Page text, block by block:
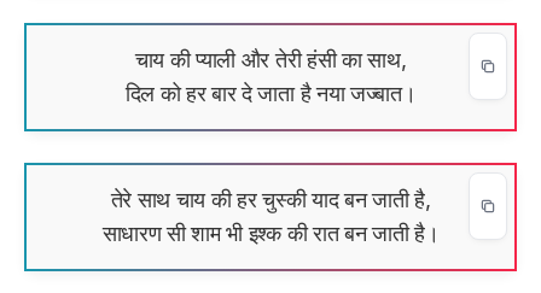
चाय की प्याली और तेरी हंसी का साथ,
दिल को हर बार दे जाता है नया जज्बात।
तेरे साथ चाय की हर चुस्की याद बन जाती है,
साधारण सी शाम भी इश्क की रात बन जाती है।